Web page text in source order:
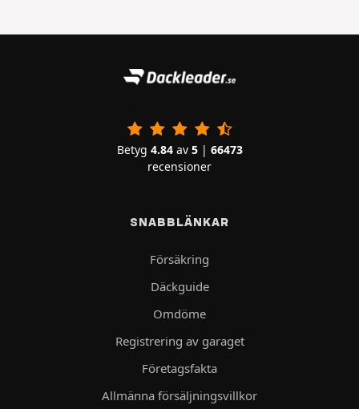
Betyg 4.84av 5| 66473
recensioner
SNABBLÄNKAR
Försäkring
Däckguide
Omdöme
Registrering av garaget
Företagsfakta
Allmänna försäljningsvillkor